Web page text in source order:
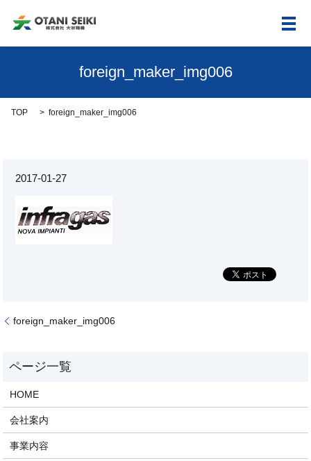
メ
foreign_maker_img006
TOP foreign_maker_img006
2017-01-27
foreign_maker_img006
HOME
会社案内
事業内容